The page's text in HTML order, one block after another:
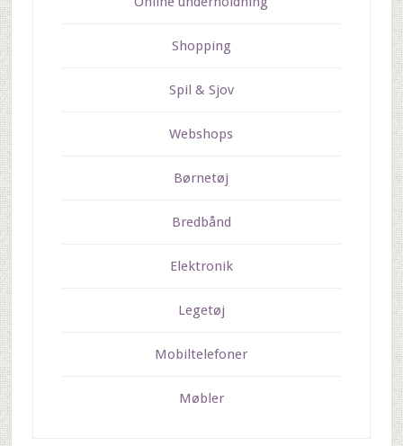
Shopping
Spil & Sjov
Webshops
Børnetøj
Bredbånd
Elektronik
Legetøj
Mobiltelefoner
Møbler